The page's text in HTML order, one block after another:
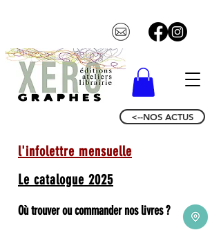
l'infolettre mensuelle
Le catalogue 2025
Où trouver ou commander nos livres ?
<--NOS ACTUS